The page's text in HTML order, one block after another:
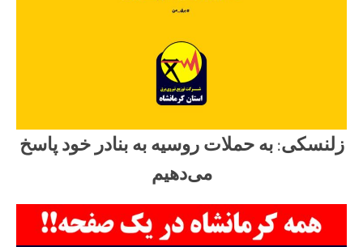
زلنسکی: به حملات روسیه به بنادر خود پاسخ
می‌دهیم